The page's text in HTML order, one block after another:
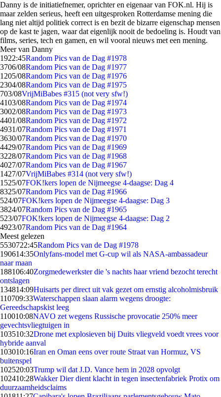
Danny is de initiatiefnemer, oprichter en eigenaar van FOK.nl. Hij is
maar zelden serieus, heeft een uitgesproken Rotterdamse mening die
lang niet altijd politiek correct is en bezit de bizarre eigenschap mensen
op de kast te jagen, waar dat eigenlijk nooit de bedoeling is. Houdt van
films, series, tech en gamen, en wil vooral nieuws met een mening.
Meer van Danny
1922:45Random Pics van de Dag #1978
3706/08Random Pics van de Dag #1977
1205/08Random Pics van de Dag #1976
2304/08Random Pics van de Dag #1975
703/08VrijMiBabes #315 (not very sfw!)
4103/08Random Pics van de Dag #1974
3002/08Random Pics van de Dag #1973
4401/08Random Pics van de Dag #1972
4931/07Random Pics van de Dag #1971
3630/07Random Pics van de Dag #1970
4429/07Random Pics van de Dag #1969
3228/07Random Pics van de Dag #1968
4027/07Random Pics van de Dag #1967
1427/07VrijMiBabes #314 (not very sfw!)
1525/07FOK!kers lopen de Nijmeegse 4-daagse: Dag 4
8325/07Random Pics van de Dag #1966
524/07FOK!kers lopen de Nijmeegse 4-daagse: Dag 3
3824/07Random Pics van de Dag #1965
523/07FOK!kers lopen de Nijmeegse 4-daagse: Dag 2
4923/07Random Pics van de Dag #1964
Meest gelezen
5530722:45Random Pics van de Dag #1978
190614:35Onlyfans-model met G-cup wil als NASA-ambassadeur
naar maan
188106:40Zorgmedewerkster die 's nachts haar vriend bezocht terecht
ontslagen
134814:09Huisarts per direct uit vak gezet om ernstig alcoholmisbruik
110709:33Waterschappen slaan alarm wegens droogte:
Gereedschapskist leeg
110010:08NAVO zet wegens Russische provocatie 250% meer
gevechtsvliegtuigen in
103510:32Drone met explosieven bij Duits vliegveld voedt vrees voor
hybride aanval
103010:16Iran en Oman eens over route Straat van Hormuz, VS
buitenspel
102520:03Trump wil dat J.D. Vance hem in 2028 opvolgt
102410:28Wakker Dier dient klacht in tegen insectenfabriek Protix om
duurzaamheidsclaims